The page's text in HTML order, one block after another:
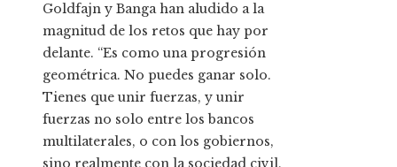
Goldfajn y Banga han aludido a la
magnitud de los retos que hay por
delante. “Es como una progresión
geométrica. No puedes ganar solo.
Tienes que unir fuerzas, y unir
fuerzas no solo entre los bancos
multilaterales, o con los gobiernos,
sino realmente con la sociedad civil,